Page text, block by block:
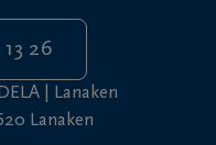
26
| Lanaken
Lanaken